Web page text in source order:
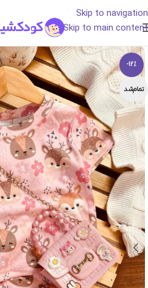
Skip to navigation
Skip to main content
-12%
تمام‌شد